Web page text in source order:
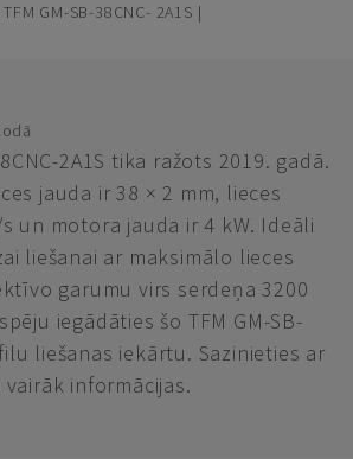
GM-SB-38CNC- 2A1S |
2A1S tika ražots 2019. gadā.
jauda ir 38 × 2 mm, lieces
un motora jauda ir 4 kW. Ideāli
liešanai ar maksimālo lieces
garumu virs serdeņa 3200
iegādāties šo TFM GM-SB-
liešanas iekārtu. Sazinieties ar
informācijas.